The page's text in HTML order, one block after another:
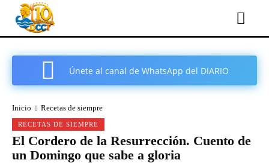
Únete al canal de WhatsApp del DIARIO
Inicio Recetas de siempre
RECETAS DE SIEMPRE
El Cordero de la Resurrección. Cuento de
un Domingo que sabe a gloria